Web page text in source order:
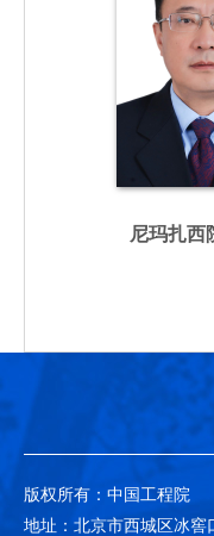
尼玛扎西
版权所有：中国工程院
地址：北京市西城区冰窖